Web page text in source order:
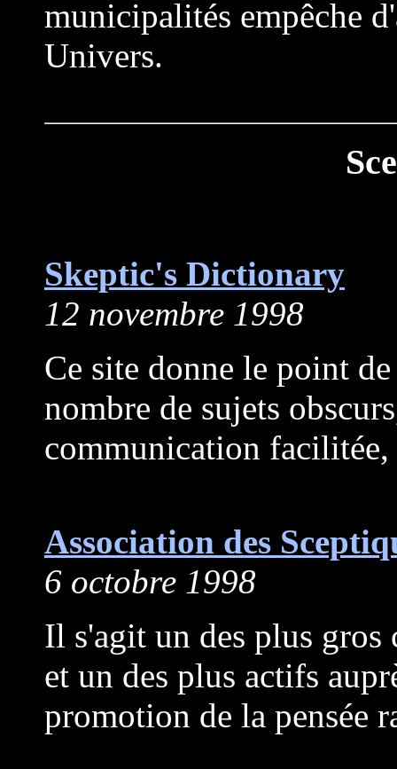
municipalités empêche
Univers.
Skeptic's Dictionary
12 novembre 1998
Ce site donne le point
nombre de sujets
communication
Association des
6 octobre 1998
Il s'agit un des plus gros
et un des plus actifs
promotion de la pensée